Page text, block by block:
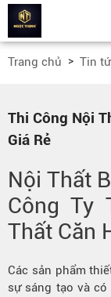
Trang chủ Tin
Thi Công Nội
Giá Rẻ
Nội Thất
Công Ty
Thất Căn
Các sản phẩm
sự sáng tạo và